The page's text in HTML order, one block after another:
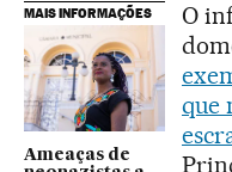
MAIS INFORMAÇÕES
Ameaças de
O
que